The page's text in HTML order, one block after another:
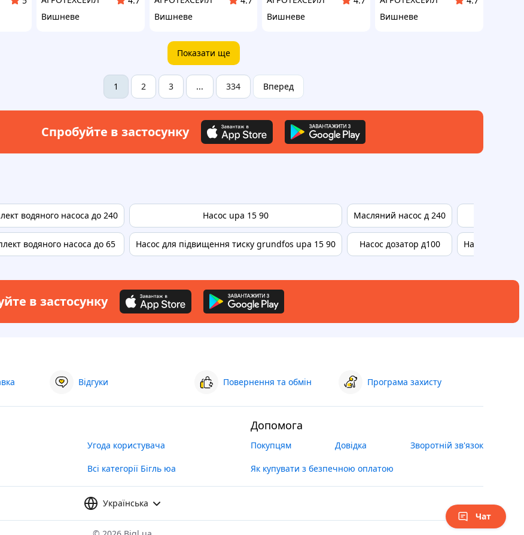
Вишневе
Вишневе
Вишневе
Вишневе
Показати ще
1 2 3 ... 334 Вперед
Спробуйте в застосунку
водяного насоса до 240
водяного насоса до 65
Насос upa 15 90
Насос для підвищення тиску grundfos upa 15 90
Масляний насос д 240
Насос дозатор д100 Насос
в застосунку
Відгуки Повернення та обмін Програма захисту
Угода користувача
Всі категорії Бігль юа
Допомога
Покупцям Довідка Зворотній зв'язок
Як купувати з безпечною оплатою
Українська
Чат